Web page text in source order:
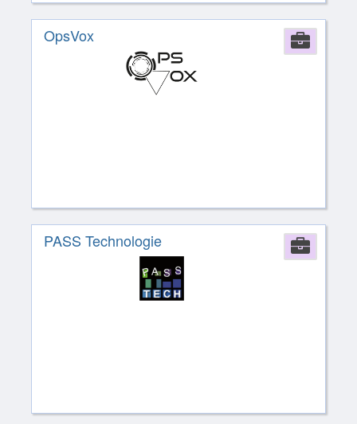
OpsVox
PASS Technologie